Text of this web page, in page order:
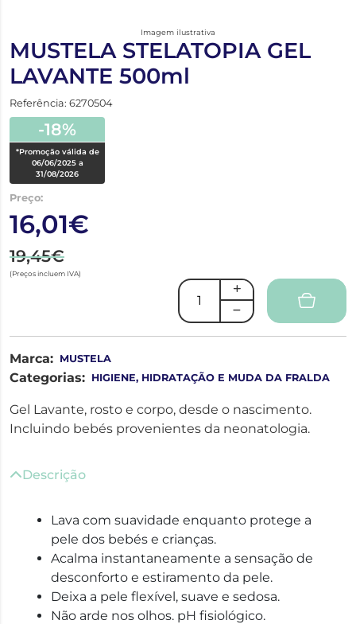
Imagem ilustrativa
MUSTELA STELATOPIA GEL
LAVANTE 500ml
Referência: 6270504
-18%
*Promoção válida de
06/06/2025 a
31/08/2026
Preço:
16,01€
19,45€
(Preços incluem IVA)
Marca: MUSTELA
Categorias: HIGIENE, HIDRATAÇÃO E MUDA DA FRALDA
Gel Lavante, rosto e corpo, desde o nascimento.
Incluindo bebés provenientes da neonatologia.
Descrição
Lava com suavidade enquanto protege a
pele dos bebés e crianças.
Acalma instantaneamente a sensação de
desconforto e estiramento da pele.
Deixa a pele flexível, suave e sedosa.
Não arde nos olhos. pH fisiológico.